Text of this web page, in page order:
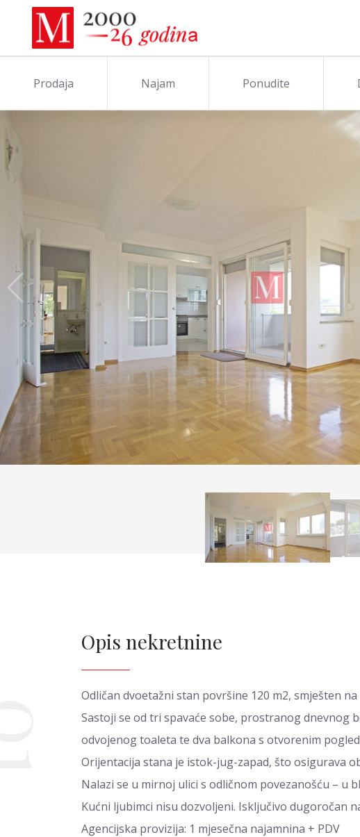
Prodaja Najam Ponudite
Opis nekretnine
Odličan dvoetažni stan površine 120 m2, smješten
Sastoji se od tri spavaće sobe, prostranog dnevnog
odvojenog toaleta te dva balkona s otvorenim
Orijentacija stana je istok-jug-zapad, što osigurava
Nalazi se u mirnoj ulici s odličnom povezanošću – u
Kućni ljubimci nisu dozvoljeni. Isključivo dugoročan
Agencijska provizija: 1 mjesečna najamnina + PDV